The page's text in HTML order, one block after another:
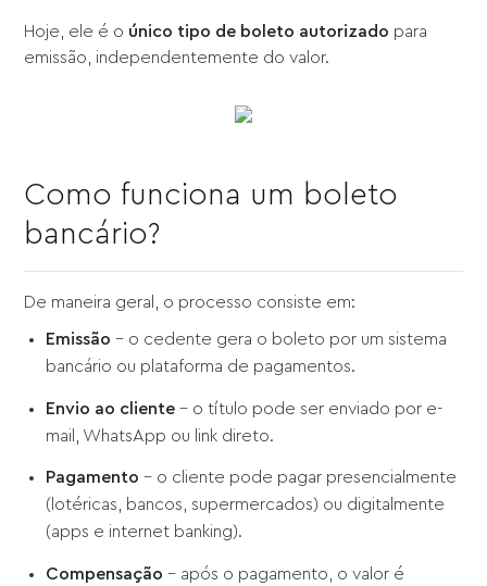
Hoje, ele é o único tipo de boleto autorizado para
emissão, independentemente do valor.
Como funciona um boleto
bancário?
De maneira geral, o processo consiste em:
Emissão – o cedente gera o boleto por um sistema
bancário ou plataforma de pagamentos.
Envio ao cliente – o título pode ser enviado por e-
mail, WhatsApp ou link direto.
Pagamento – o cliente pode pagar presencialmente
(lotéricas, bancos, supermercados) ou digitalmente
(apps e internet banking).
Compensação – após o pagamento, o valor é